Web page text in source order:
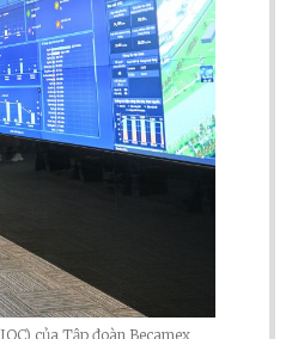
của Tập đoàn Becamex,